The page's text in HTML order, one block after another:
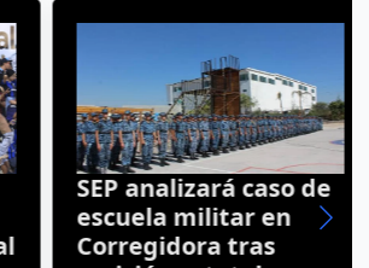
SEP analizará caso de
escuela militar en
Corregidora tras